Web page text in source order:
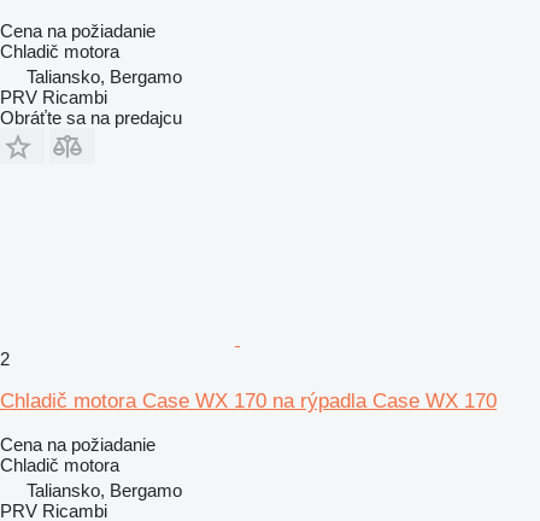
Cena na požiadanie
Chladič motora
Taliansko, Bergamo
PRV Ricambi
Obráťte sa na predajcu
2
Chladič motora Case WX 170 na rýpadla Case WX 170
Cena na požiadanie
Chladič motora
Taliansko, Bergamo
PRV Ricambi